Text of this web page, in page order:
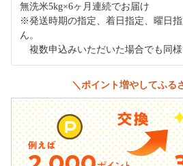
無洗米5kg×6ヶ月連続でお届け
※発送時期の指定、着日指定、曜日
ん。
複数申込みいただいた場合でも同様
＼ポイント増やしてふる